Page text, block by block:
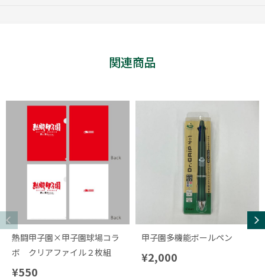
関連商品
熱闘甲子園×甲子園球場コラ
ボ クリアファイル２枚組
¥550
甲子園多機能ボールペン
¥2,000